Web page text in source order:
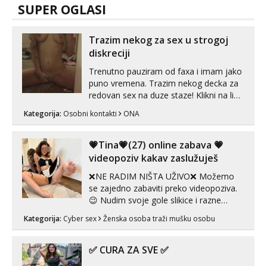
SUPER OGLASI
Trazim nekog za sex u strogoj
diskreciji
Trenutno pauziram od faxa i imam jako
puno vremena. Trazim nekog decka za
redovan sex na duze staze! Klikni na link
Kategorija: Osobni kontakti ONA
💗Tina💗(27) online zabava 💗
videopoziv kakav zaslužuješ
❌NE RADIM NIŠTA UŽIVO❌ Možemo
se zajedno zabaviti preko videopoziva.
😉 Nudim svoje gole slikice i razne
videouradke. 🤩 Za online zabavu pošalji
poruku na Whatsapp, Telegram ili Viber.
autentičnosti možeš me vidjeti na
Kategorija: Cyber sex Ženska osoba traži mušku osobu
✅ CURA ZA SVE ✅